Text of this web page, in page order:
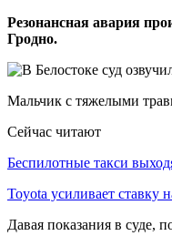
Резонансная авария
Гродно.
Мальчик с тяжелыми
Сейчас читают
Беспилотные такси
Toyota усиливает
Давая показания в суде,